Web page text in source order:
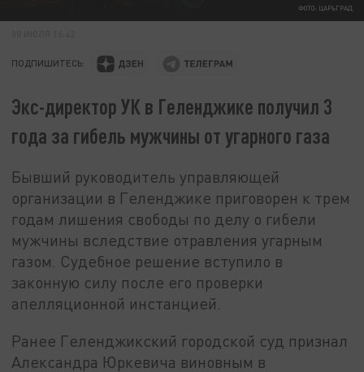
ФОТО: ЦАРЬГРАД
ПОДПИШИТЕСЬ:
Экс-директор УК в Геленджике получил 3
года за гибель мужчины от угарного газа
Бывший руководитель управляющей
организации в Геленджике приговорен к трем
годам лишения свободы по делу о гибели
мужчины вследствие отравления угарным
газом. Судебное решение вступило в
законную силу после его проверки
апелляционной инстанцией.
Ранее Геленджикский городской суд признал
Александра Юркевича виновным в